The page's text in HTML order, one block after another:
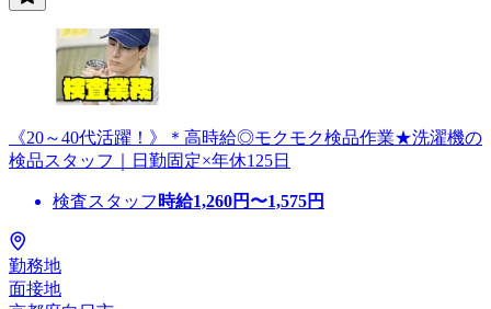
《20～40代活躍！》＊高時給◎モクモク検品作業★洗濯機の
検品スタッフ｜日勤固定×年休125日
検査スタッフ 時給1,260円〜1,575円
勤務地
面接地